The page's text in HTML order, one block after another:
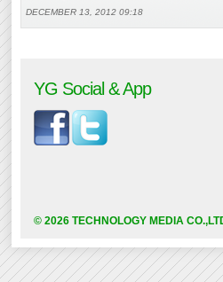
DECEMBER 13, 2012 09:18
YG Social & App
© 2026 TECHNOLOGY MEDIA